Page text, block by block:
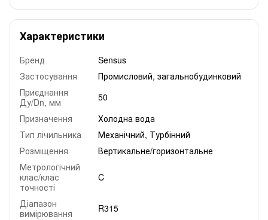
Характеристики
Бренд
Sensus
Застосування
Промисловий, загальнобудинковий
Приєднання
Ду/Dn, мм
50
Призначення
Холодна вода
Тип лічильника
Механічний, Турбінний
Розміщення
Вертикальне/горизонтальне
Метрологічний
клас/клас
точності
C
Діапазон
вимірювання
R315